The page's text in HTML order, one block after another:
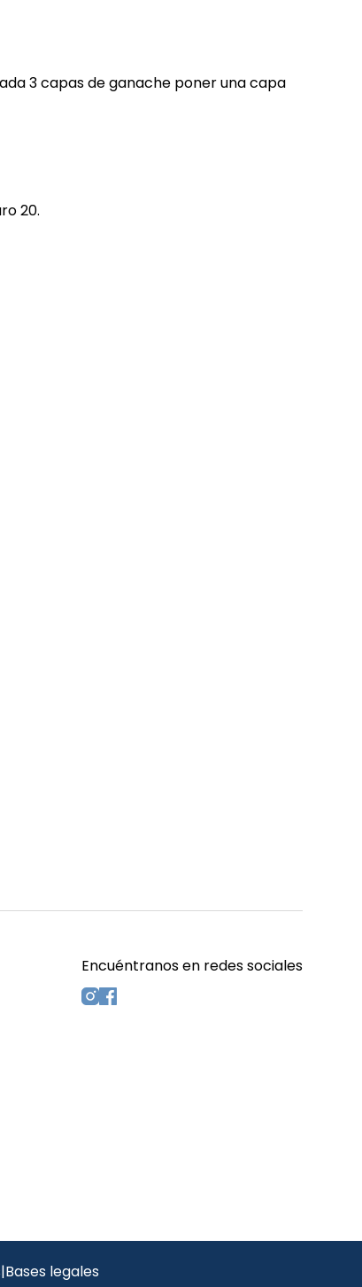
3 capas de ganache poner una capa
20.
Encuéntranos en redes sociales
|Bases legales